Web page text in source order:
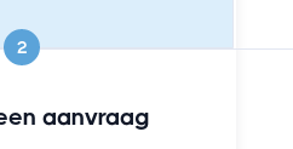
2
aanvraag